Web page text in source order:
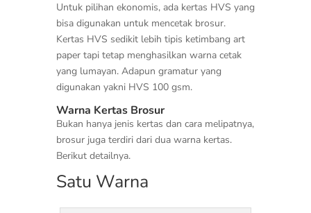
Untuk pilihan ekonomis, ada kertas HVS yang
bisa digunakan untuk mencetak brosur.
Kertas HVS sedikit lebih tipis ketimbang art
paper tapi tetap menghasilkan warna cetak
yang lumayan. Adapun gramatur yang
digunakan yakni HVS 100 gsm.
Warna Kertas Brosur
Bukan hanya jenis kertas dan cara melipatnya,
brosur juga terdiri dari dua warna kertas.
Berikut detailnya.
Satu Warna